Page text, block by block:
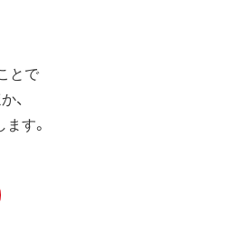
とで
、
す。